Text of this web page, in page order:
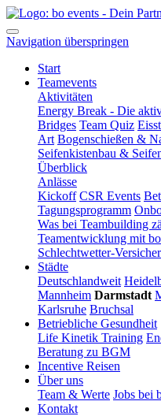
Navigation überspringen
Start
Teamevents
Aktivitäten
Energy Break - Die
Bridges Team Quiz
Art Bogenschießen &
Seifenkistenbau &
Überblick
Anlässe
Kickoff CSR Events
Tagungsprogramm
Was bei Teambuilding
Teamentwicklung mit
Schlechtwetter-
Städte
Deutschlandweit
Mannheim Darmstadt
Karlsruhe Bruchsal
Betriebliche Gesundheit
Life Kinetik Training
Beratung zu BGM
Incentive Reisen
Über uns
Team & Werte Jobs bei
Kontakt